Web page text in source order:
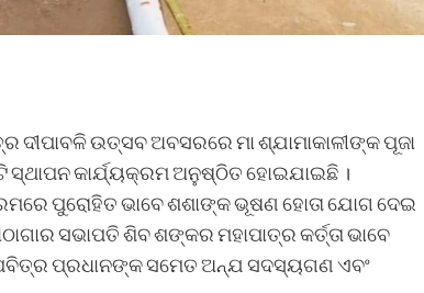
ଉତ୍ସବ ଅବସରରେ ମା ଶ୍ଯାମାକାଳୀଙ୍କ ପୂଜା
କାର୍ଯ୍ୟକ୍ରମ ଅନୁଷ୍ଠିତ ହୋଇଯାଇଛି ।
ପୁରୋହିତ ଭାବେ ଶଶାଙ୍କ ଭୂଷଣ ହୋତା ଯୋଗ ଦେଇ
ସଭାପତି ଶିବ ଶଙ୍କର ମହାପାତ୍ର କର୍ତ୍ତା ଭାବେ
ପବିତ୍ର ପ୍ରଧାନଙ୍କ ସମେତ ଅନ୍ଯ ସଦସ୍ୟଗଣ ଏବଂ